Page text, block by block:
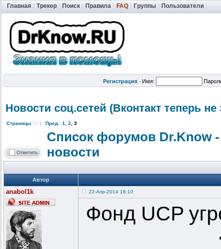
Главная Трекер Поиск Правила FAQ Группы Пользователи
Регистрация · Имя:
Новости соц.сетей (Вконтакт теперь
Страницы : Пред. 1, 2, 3
Список форумов Dr.Know
новости
Автор
anabol1k 22-Апр-2014 16:10
Фонд UCP